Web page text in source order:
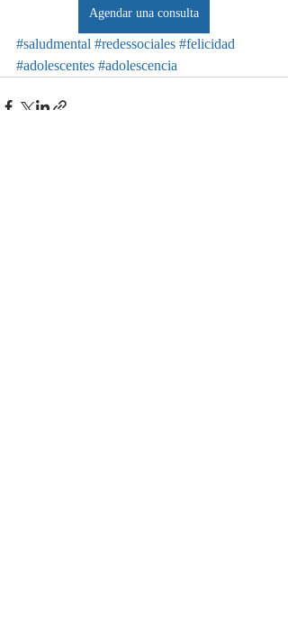
Agendar una consulta
#saludmental #redessociales #felicidad
#adolescentes #adolescencia